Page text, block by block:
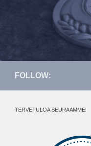
FOLLOW:
TERVETULOA SEURAAMME!